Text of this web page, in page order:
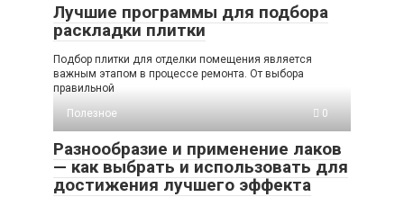
Лучшие программы для подбора
раскладки плитки
Подбор плитки для отделки помещения является
важным этапом в процессе ремонта. От выбора
правильной
Полезное
0
Разнообразие и применение лаков
— как выбрать и использовать для
достижения лучшего эффекта